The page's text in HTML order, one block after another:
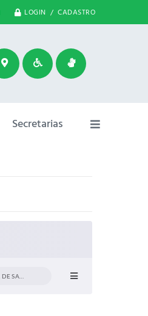
LOGIN / CADASTRO
Secretarias